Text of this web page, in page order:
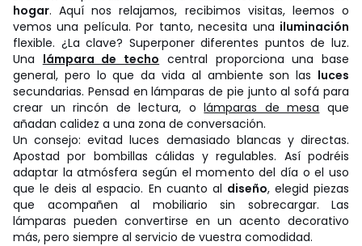
hogar. Aquí nos relajamos, recibimos visitas, leemos o
vemos una película. Por tanto, necesita una iluminación
flexible. ¿La clave? Superponer diferentes puntos de luz.
Una lámpara de techo central proporciona una base
general, pero lo que da vida al ambiente son las luces
secundarias. Pensad en lámparas de pie junto al sofá para
crear un rincón de lectura, olámparas de mesa que
añadan calidez a una zona de conversación.
Un consejo: evitad luces demasiado blancas y directas.
Apostad por bombillas cálidas y regulables. Así podréis
adaptar la atmósfera según el momento del día o el uso
que le deis al espacio. En cuanto al diseño, elegid piezas
que acompañen al mobiliario sin sobrecargar. Las
lámparas pueden convertirse en un acento decorativo
más, pero siempre al servicio de vuestra comodidad.